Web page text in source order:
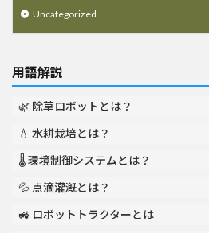
Uncategorized
用語解説
🌿 除草ロボットとは？
💧 水耕栽培とは？
🌡️ 環境制御システムとは？
💦 点滴灌漑とは？
🚜 ロボットトラクターとは